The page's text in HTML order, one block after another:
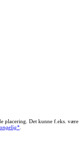
placering. Det kunne f.eks. være
.